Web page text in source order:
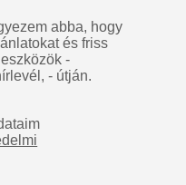
abba, hogy
és friss
-
- útján.